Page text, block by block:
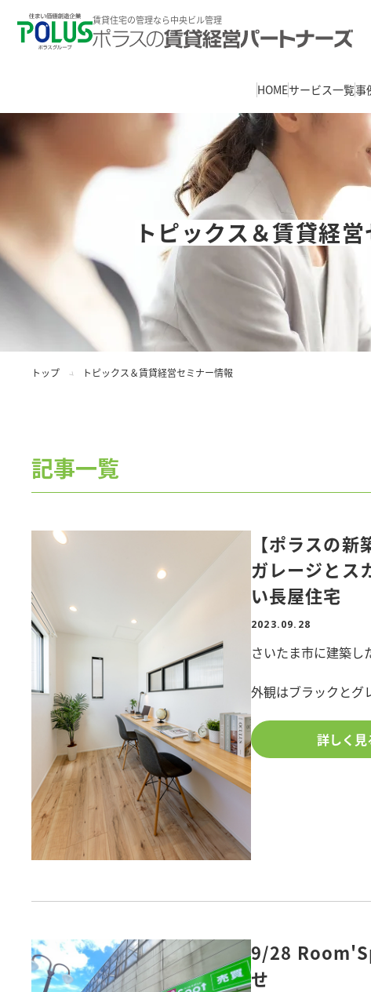
賃貸住宅の管理なら中央ビル管理
HOMEサービス一覧事
トピックス＆賃貸経
トップ トピックス＆賃貸経営セミナー情報
記事一覧
【ポラスの新
ガレージとス
い長屋住宅
2023.09.28
さいたま市に建築し
外観はブラックとグ
道路面の大きなFIX
用意し、
た。
詳しく見
9/28
せ